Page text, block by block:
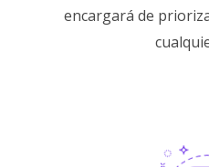
encargará de